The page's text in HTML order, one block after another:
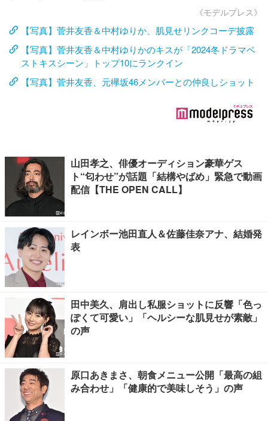
《モデルプレス》
【写真】菅井友香＆中村ゆりか、肌見せリンクコーデ披露
【写真】菅井友香＆中村ゆりかのキスが「2024冬ドラマベ
ストキスシーン」トップ10にランクイン
【写真】菅井友香、元欅坂46メンバーとの仲良しショット
山田孝之、俳優オーディション豪華ゲス
ト“匂わせ”が話題「結構やばめ」緊急で動画
配信【THE OPEN CALL】
レインボー池田直人＆佐藤佳奈アナ、結婚発
表
田中美久、肩出し私服ショットに反響「色っ
ぽくて可愛い」「ヘルシーな肌見せが素敵」
の声
原口あきまさ、朝食メニュー公開「最高の組
み合わせ」「健康的で美味しそう」の声